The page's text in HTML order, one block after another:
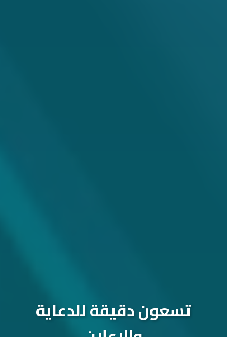
تسعون دقيقة للدعاية